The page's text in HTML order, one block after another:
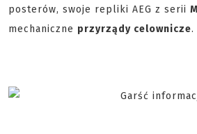
posterów, swoje repliki AEG z serii
mechaniczne przyrządy celownicze.